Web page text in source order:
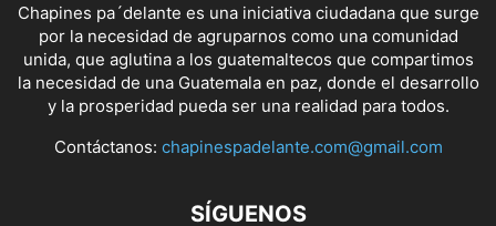
Chapines pa´delante es una iniciativa ciudadana que surge
por la necesidad de agruparnos como una comunidad
unida, que aglutina a los guatemaltecos que compartimos
la necesidad de una Guatemala en paz, donde el desarrollo
y la prosperidad pueda ser una realidad para todos.
Contáctanos: chapinespadelante.com@gmail.com
SÍGUENOS